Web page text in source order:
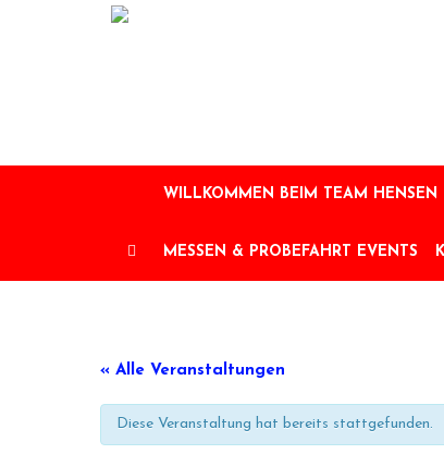
WILLKOMMEN BEIM TEAM HENSEN
MESSEN & PROBEFAHRT EVENTS
« Alle Veranstaltungen
Diese Veranstaltung hat bereits stattgefunden.